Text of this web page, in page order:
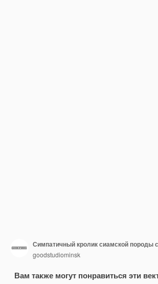
goodstudiominsk
Вам также могут понравиться эти